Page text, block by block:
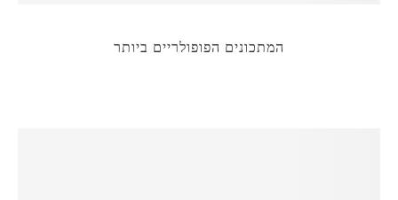
המתכונים הפופולריים ביותר